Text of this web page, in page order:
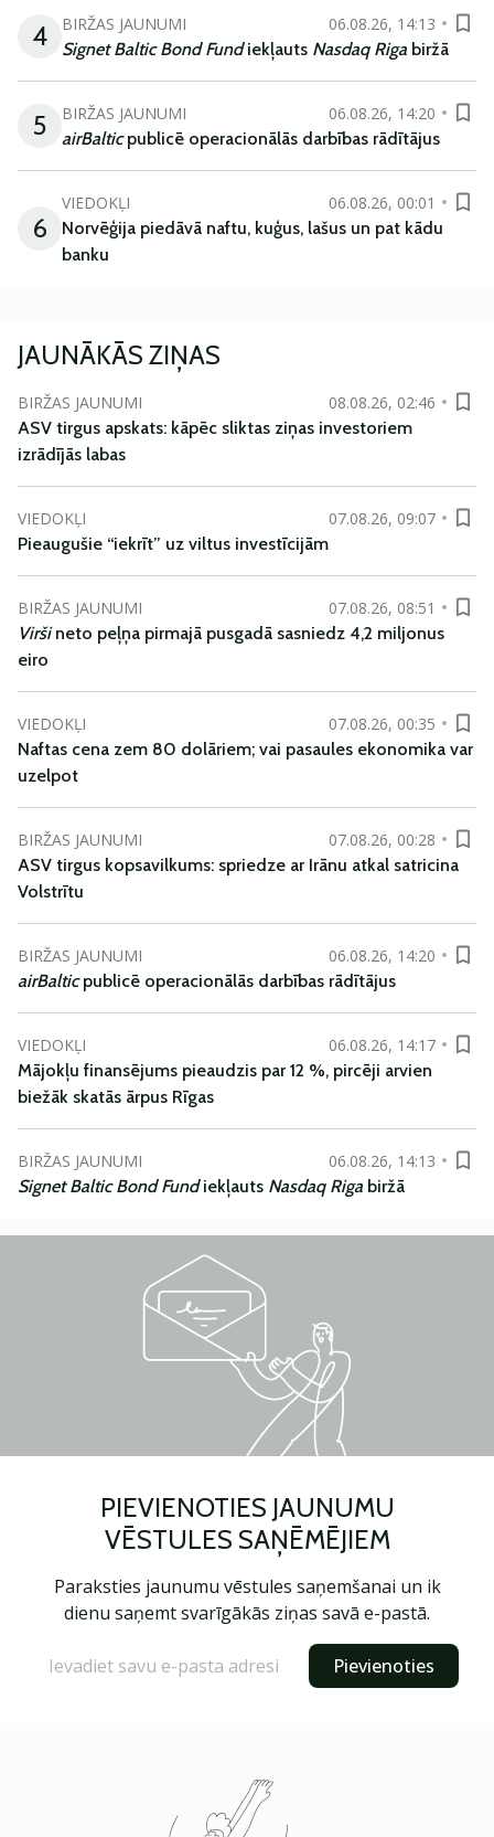
4 BIRŽAS JAUNUMI
06.08.26, 14:13
Signet Baltic Bond Fundiekļauts Nasdaq Riga biržā
5 BIRŽAS JAUNUMI
06.08.26, 14:20
airBalticpublicē operacionālās darbības rādītājus
6
VIEDOKĻI
06.08.26, 00:01
Norvēģija piedāvā naftu, kuģus, lašus un pat kādu
banku
JAUNĀKĀS ZIŅAS
BIRŽAS JAUNUMI
08.08.26, 02:46
ASV tirgus apskats: kāpēc sliktas ziņas investoriem
izrādījās labas
VIEDOKĻI
07.08.26, 09:07
Pieaugušie “iekrīt” uz viltus investīcijām
BIRŽAS JAUNUMI
07.08.26, 08:51
Viršineto peļņa pirmajā pusgadā sasniedz 4,2 miljonus
eiro
VIEDOKĻI
07.08.26, 00:35
Naftas cena zem 80 dolāriem; vai pasaules ekonomika var
uzelpot
BIRŽAS JAUNUMI
07.08.26, 00:28
ASV tirgus kopsavilkums: spriedze ar Irānu atkal satricina
Volstrītu
BIRŽAS JAUNUMI
06.08.26, 14:20
airBalticpublicē operacionālās darbības rādītājus
VIEDOKĻI
06.08.26, 14:17
Mājokļu finansējums pieaudzis par 12 %, pircēji arvien
biežāk skatās ārpus Rīgas
BIRŽAS JAUNUMI
06.08.26, 14:13
Signet Baltic Bond Fundiekļauts Nasdaq Riga biržā
PIEVIENOTIES JAUNUMU
VĒSTULES SAŅĒMĒJIEM
Paraksties jaunumu vēstules saņemšanai un ik
dienu saņemt svarīgākās ziņas savā e-pastā.
Pievienoties